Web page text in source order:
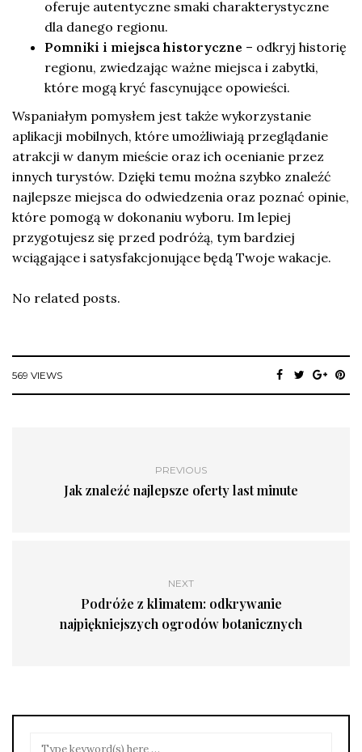
oferuje autentyczne smaki charakterystyczne
dla danego regionu.
Pomniki i miejsca historyczne – odkryj historię
regionu, zwiedzając ważne miejsca i zabytki,
które mogą kryć fascynujące opowieści.
Wspaniałym pomysłem jest także wykorzystanie
aplikacji mobilnych, które umożliwiają przeglądanie
atrakcji w danym mieście oraz ich ocenianie przez
innych turystów. Dzięki temu można szybko znaleźć
najlepsze miejsca do odwiedzenia oraz poznać opinie,
które pomogą w dokonaniu wyboru. Im lepiej
przygotujesz się przed podróżą, tym bardziej
wciągające i satysfakcjonujące będą Twoje wakacje.
No related posts.
569 VIEWS
PREVIOUS
Jak znaleźć najlepsze oferty last minute
NEXT
Podróże z klimatem: odkrywanie
najpiękniejszych ogrodów botanicznych